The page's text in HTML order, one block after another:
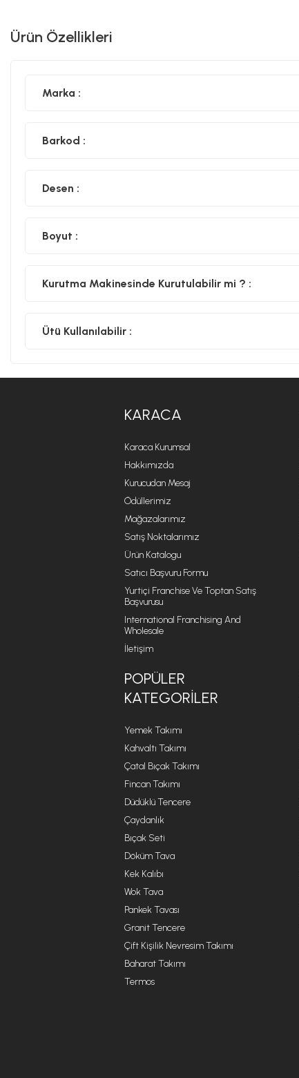
Ürün Özellikleri
Marka :
Barkod :
Desen :
Boyut :
Kurutma Makinesinde Kurutulabilir mi ? :
Ütü Kullanılabilir :
KARACA
Karaca Kurumsal
Hakkımızda
Kurucudan Mesaj
Ödüllerimiz
Mağazalarımız
Satış Noktalarımız
Ürün Katalogu
Satıcı Başvuru Formu
Yurtiçi Franchise Ve Toptan Satış
Başvurusu
International Franchising And
Wholesale
İletişim
POPÜLER
KATEGORILER
Yemek Takımı
Kahvaltı Takımı
Çatal Bıçak Takımı
Fincan Takımı
Düdüklü Tencere
Çaydanlık
Bıçak Seti
Döküm Tava
Kek Kalıbı
Wok Tava
Pankek Tavası
Granit Tencere
Çift Kişilik Nevresim Takımı
Baharat Takımı
Termos